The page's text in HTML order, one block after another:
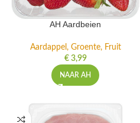
AH Aardbeien
Aardappel, Groente, Fruit
€3,99
NAAR AH